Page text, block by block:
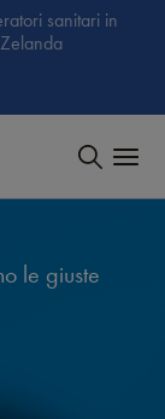
sanitari in
le giuste